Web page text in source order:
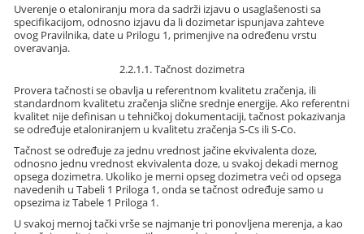
Uverenje o etaloniranju mora da sadrži izjavu o usaglašenosti sa
specifikacijom, odnosno izjavu da li dozimetar ispunjava zahteve
ovog Pravilnika, date u Prilogu 1, primenjive na određenu vrstu
overavanja.
2.2.1.1. Tačnost dozimetra
Provera tačnosti se obavlja u referentnom kvalitetu zračenja, ili
standardnom kvalitetu zračenja slične srednje energije. Ako referentni
kvalitet nije definisan u tehničkoj dokumentaciji, tačnost pokazivanja
se određuje etaloniranjem u kvalitetu zračenja S-Cs ili S-Co.
Tačnost se određuje za jednu vrednost jačine ekvivalenta doze,
odnosno jednu vrednost ekvivalenta doze, u svakoj dekadi mernog
opsega dozimetra. Ukoliko je merni opseg dozimetra veći od opsega
navedenih u Tabeli 1 Priloga 1, onda se tačnost određuje samo u
opsezima iz Tabele 1 Priloga 1.
U svakoj mernoj tački vrše se najmanje tri ponovljena merenja, a kao